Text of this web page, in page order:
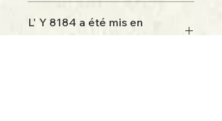
plaques peintes
L' Y 8184 a été mis en